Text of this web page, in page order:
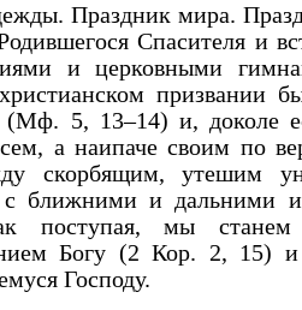
Праздник мира.
Спасителя и
и церковными
призвании
5, 13–14) и, доколе
а наипаче своим по
скорбящим, утешим
с ближними и дальними
поступая, мы станем
Богу (2 Кор. 2, 15)
Господу.